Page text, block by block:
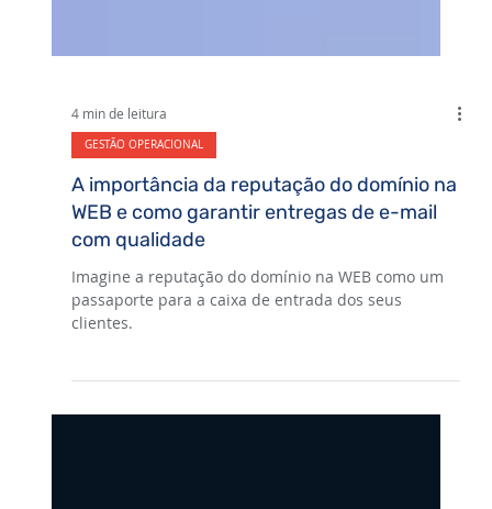
4 min de leitura
GESTÃO OPERACIONAL
A importância da reputação do domínio na
WEB e como garantir entregas de e-mail
com qualidade
passaporte para a caixa de entrada dos seus
clientes.